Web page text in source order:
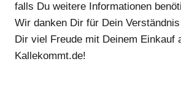
falls Du weitere Informationen
Wir danken Dir für Dein
Dir viel Freude mit Deinem Einkauf
Kallekommt.de!